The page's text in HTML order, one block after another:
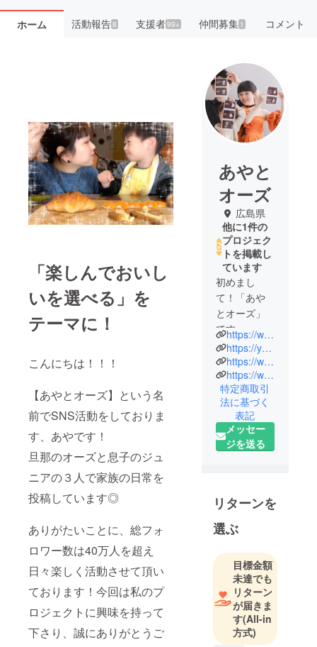
ホーム 活動報告8 支援者99+ 仲間募集 1 コメント
「楽しんでおいし
いを選べる」を
テーマに！
こんにちは！！！
【あやとオーズ】という名
前でSNS活動をしておりま
す、あやです！
旦那のオーズと息子のジュ
ニアの３人で家族の日常を
投稿しています◎
ありがたいことに、総フォ
ロワー数は40万人を超え
日々楽しく活動させて頂い
ております！今回は私のプ
ロジェクトに興味を持って
下さり、誠にありがとうご
あやと
オーズ
広島県
他に1件の
プロジェク
トを掲載し
ています
初めまし
て！「あや
とオーズ」
です。
夫婦でSNS
を中心に活
動しなが
ら、４歳の
息子と0歳の
娘の４人家
族でわちゃ
わちゃと過
挑戦に向け
張っていま
援よろしく
お願い致し
ます！
https://www.tiktok.com/@ooz.aya?_t=8j6HiFtIR4k&_r=1
https://youtube.com/channel/UCJL0QcjWpYbJ-LdgysVuRcQ
https://www.instagram.com/hiroshimacafe.ayaooz?igsh=dWE5dDcxemdvN3lx&utm_source=qr
https://www.instagram.com/aya.to.ooz?igsh=MTNkb3lxbnVtNGhyYg%3D%3D&utm_source=qr
特定商取引
法に基づく
表記
メッセー
ジを送る
リターンを
選ぶ
目標金額
未達でも
リターン
が届きま
す(All-in
方式)